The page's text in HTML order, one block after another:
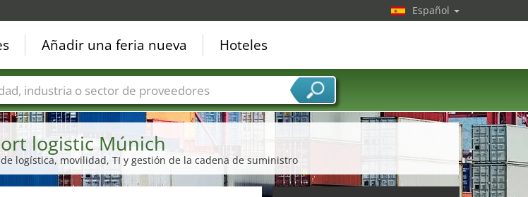
logistic Múnich
logística, movilidad, TI y gestión de la cadena de suministro
Español
Añadir una feria nueva Hoteles
Sectores de ferias Sectores de proveedor de servicios